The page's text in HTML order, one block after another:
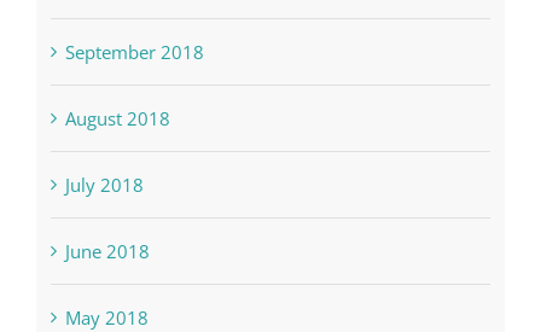
September 2018
August 2018
July 2018
June 2018
May 2018